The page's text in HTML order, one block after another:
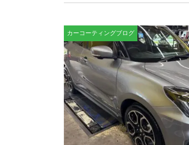
カーコーティングブログ